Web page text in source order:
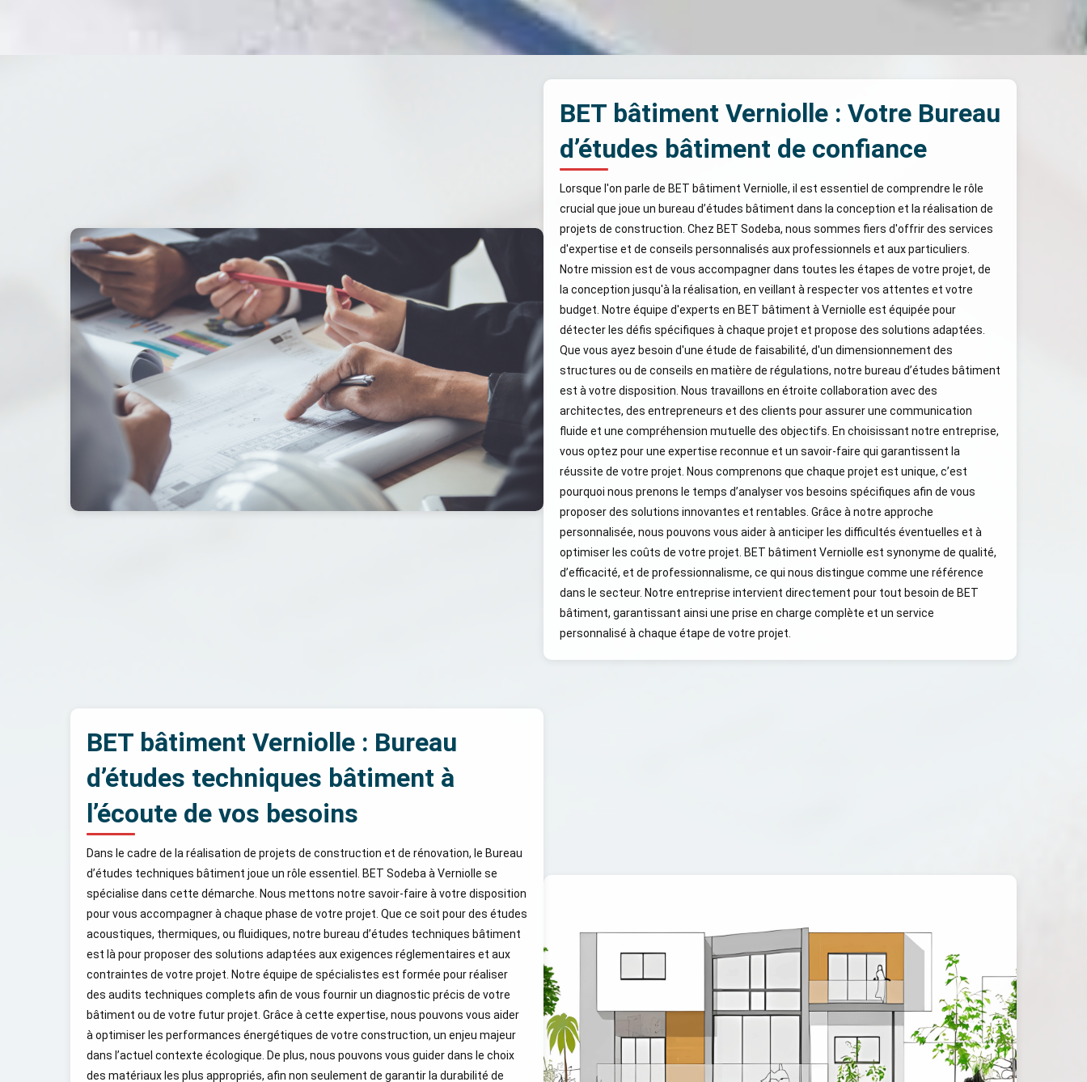
BET bâtiment Verniolle : Votre Bureau
d’études bâtiment de confiance
Lorsque l'on parle de BET bâtiment Verniolle, il est essentiel de comprendre le rôle
crucial que joue un bureau d’études bâtiment dans la conception et la réalisation de
projets de construction. Chez BET Sodeba, nous sommes fiers d'offrir des services
d'expertise et de conseils personnalisés aux professionnels et aux particuliers.
Notre mission est de vous accompagner dans toutes les étapes de votre projet, de
la conception jusqu'à la réalisation, en veillant à respecter vos attentes et votre
budget. Notre équipe d'experts en BET bâtiment à Verniolle est équipée pour
détecter les défis spécifiques à chaque projet et propose des solutions adaptées.
Que vous ayez besoin d'une étude de faisabilité, d'un dimensionnement des
structures ou de conseils en matière de régulations, notre bureau d’études bâtiment
est à votre disposition. Nous travaillons en étroite collaboration avec des
architectes, des entrepreneurs et des clients pour assurer une communication
fluide et une compréhension mutuelle des objectifs. En choisissant notre entreprise,
vous optez pour une expertise reconnue et un savoir-faire qui garantissent la
réussite de votre projet. Nous comprenons que chaque projet est unique, c’est
pourquoi nous prenons le temps d’analyser vos besoins spécifiques afin de vous
proposer des solutions innovantes et rentables. Grâce à notre approche
personnalisée, nous pouvons vous aider à anticiper les difficultés éventuelles et à
optimiser les coûts de votre projet. BET bâtiment Verniolle est synonyme de qualité,
d’efficacité, et de professionnalisme, ce qui nous distingue comme une référence
dans le secteur. Notre entreprise intervient directement pour tout besoin de BET
bâtiment, garantissant ainsi une prise en charge complète et un service
personnalisé à chaque étape de votre projet.
BET bâtiment Verniolle : Bureau
d’études techniques bâtiment à
l’écoute de vos besoins
Dans le cadre de la réalisation de projets de construction et de rénovation, le Bureau
d’études techniques bâtiment joue un rôle essentiel. BET Sodeba à Verniolle se
spécialise dans cette démarche. Nous mettons notre savoir-faire à votre disposition
pour vous accompagner à chaque phase de votre projet. Que ce soit pour des études
acoustiques, thermiques, ou fluidiques, notre bureau d’études techniques bâtiment
est là pour proposer des solutions adaptées aux exigences réglementaires et aux
contraintes de votre projet. Notre équipe de spécialistes est formée pour réaliser
des audits techniques complets afin de vous fournir un diagnostic précis de votre
bâtiment ou de votre futur projet. Grâce à cette expertise, nous pouvons vous aider
à optimiser les performances énergétiques de votre construction, un enjeu majeur
dans l’actuel contexte écologique. De plus, nous pouvons vous guider dans le choix
des matériaux les plus appropriés, afin non seulement de garantir la durabilité de